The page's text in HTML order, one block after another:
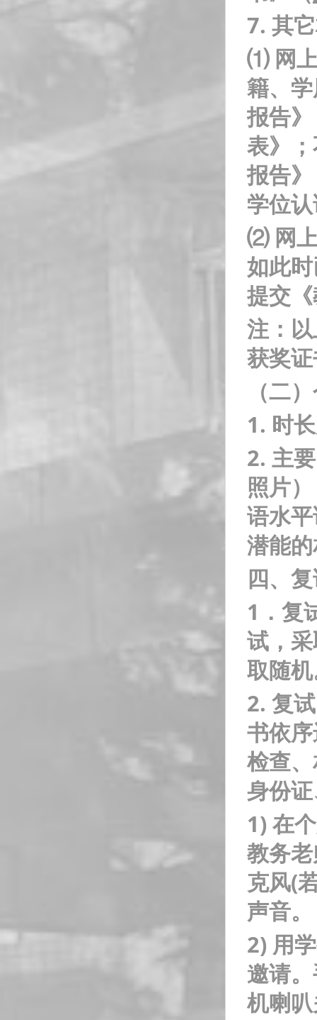
7. 其
⑴ 网上
籍、
报告
表》
报告
学位
⑵ 网上
如此
提交
注：
获奖
（二
1. 时
2. 主
照片
语水
潜能
四、
1 ．
试，
取随
2. 复
书依
检查
身份
1) 在
教务
克风(
声音。
2) 用
邀请
机喇